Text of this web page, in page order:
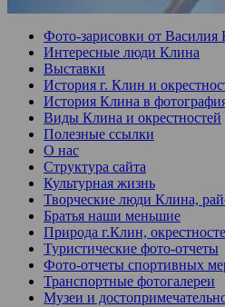
Фото-зарисовки от Василия
Интересные люди Клина
Выставки
История г. Клин и
История Клина в
Виды Клина и окрестностей
Полезные ссылки
О нас
Структура сайта
Культурная жизнь
Творческие люди Клина,
Братья наши меньшие
Природа г.Клин,
Туристические фото-отчеты
Фото-отчеты спортивных
Транспортные фотогалереи
Музеи и